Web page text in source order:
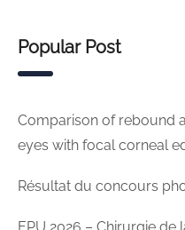
Popular Post
Comparison of rebound
eyes with focal corneal
Résultat du concours